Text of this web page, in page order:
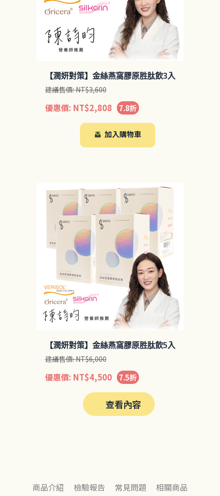
【潤妍對策】金絲燕窩膠原胜肽飲3入
建議售價:NT$3,600
優惠價: NT$2,808 7.8折
加入購物車
【潤妍對策】金絲燕窩膠原胜肽飲5入
建議售價:NT$6,000
優惠價: NT$4,500 7.5折
查看內容
商品介紹 檢驗報告 常見問題 相關商品